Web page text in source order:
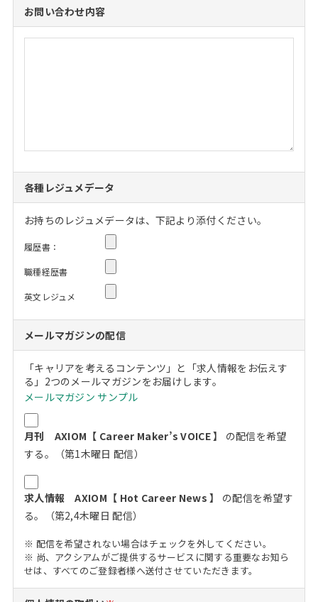
お問い合わせ内容
各種レジュメデータ
お持ちのレジュメデータは、下記より添付ください。
履歴書：
職種経歴書
英文レジュメ
メールマガジンの配信
「キャリアを考えるコンテンツ」と「求人情報をお伝えす
る」2つのメールマガジンをお届けします。
メールマガジン サンプル
月刊 AXIOM【 Career Maker’s VOICE 】
の配信を希望
する。（第1木曜日 配信）
求人情報 AXIOM【 Hot Career News 】
の配信を希望す
る。（第2,4木曜日 配信）
※ 配信を希望されない場合はチェックを外してください。
※ 尚、アクシアムがご提供するサービスに関する重要なお知ら
せは、すべてのご登録者様へ送付させていただきます。